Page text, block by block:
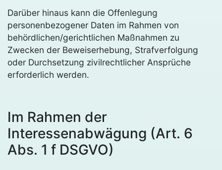
Darüber hinaus kann die Offenlegung
personenbezogener Daten im Rahmen von
behördlichen/gerichtlichen Maßnahmen zu
Zwecken der Beweiserhebung, Strafverfolgung
oder Durchsetzung zivilrechtlicher Ansprüche
erforderlich werden.
Im Rahmen der
Interessenabwägung (Art. 6
Abs. 1 f DSGVO)